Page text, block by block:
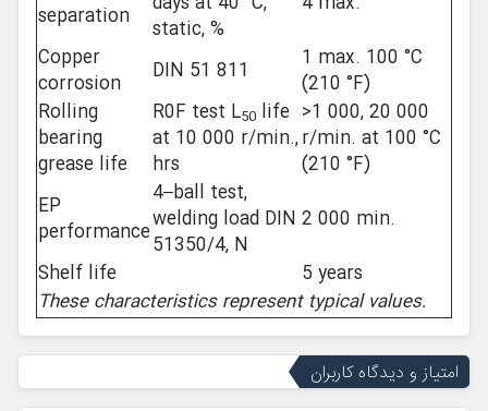
separation
static, %
Copper
corrosion
DIN 51 811
1 max. 100 °C
(210 °F)
Rolling
bearing
grease life
R0F test L50 life
at 10 000 r/min.,
hrs
>1 000, 20 000
r/min. at 100 °C
(210 °F)
EP
performance
4–ball test,
welding load DIN
51350/4, N
2 000 min.
Shelf life
5 years
These characteristics represent typical values.
امتیاز و دیدگاه کاربران